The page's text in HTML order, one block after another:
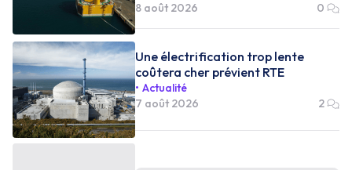
8 août 2026
0
Une électrification trop lente
coûtera cher prévient RTE
Actualité
7 août 2026
2